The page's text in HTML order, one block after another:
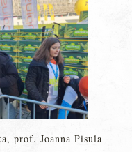
prof. Joanna Pisula